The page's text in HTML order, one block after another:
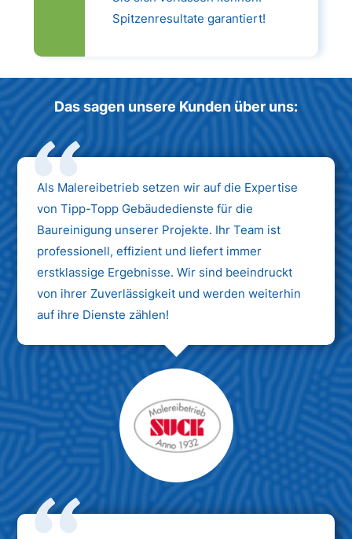
Spitzenresultate garantiert!
Das sagen unsere Kunden über uns:
Als Malereibetrieb setzen wir auf die Expertise
von Tipp-Topp Gebäudedienste für die
Baureinigung unserer Projekte. Ihr Team ist
professionell, effizient und liefert immer
erstklassige Ergebnisse. Wir sind beeindruckt
von ihrer Zuverlässigkeit und werden weiterhin
auf ihre Dienste zählen!